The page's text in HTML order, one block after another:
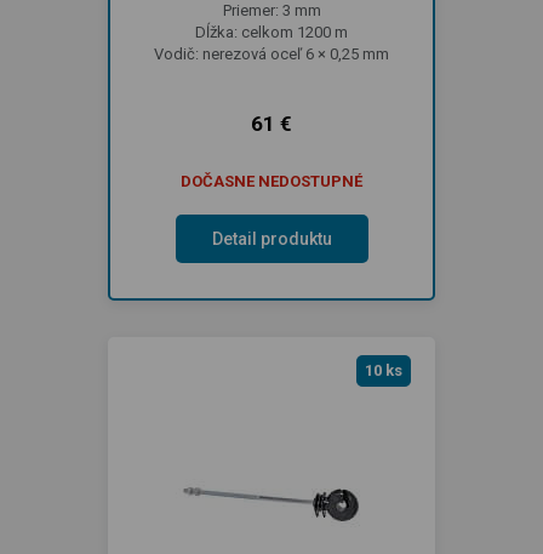
Priemer: 3 mm
Dĺžka: celkom 1200 m
Vodič: nerezová oceľ 6 × 0,25 mm
61 €
DOČASNE NEDOSTUPNÉ
Detail produktu
10 ks